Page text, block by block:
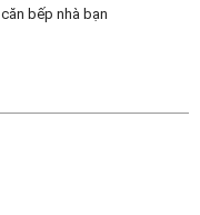
bếp nhà bạn